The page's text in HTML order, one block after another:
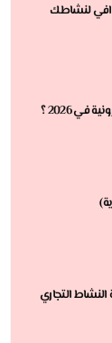
لنشاطك
2026 ؟
التجاري